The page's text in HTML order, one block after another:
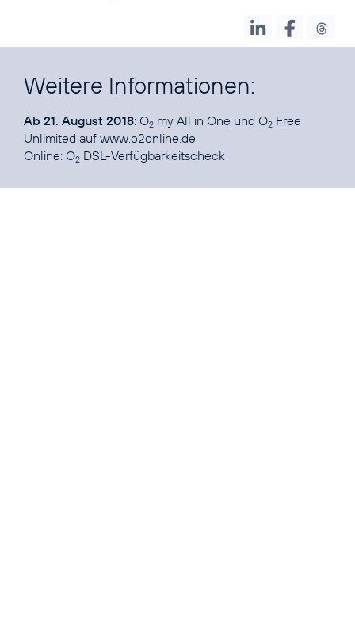
Weitere Informationen:
Ab 21. August 2018: O2 my All in One und O2 Free
Unlimited auf www.o2online.de
Online: O2 DSL-Verfügbarkeitscheck